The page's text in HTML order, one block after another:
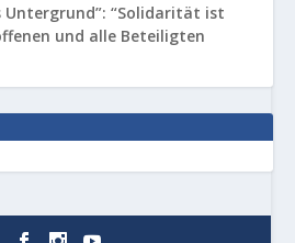
Untergrund”: “Solidarität ist
und alle Beteiligten